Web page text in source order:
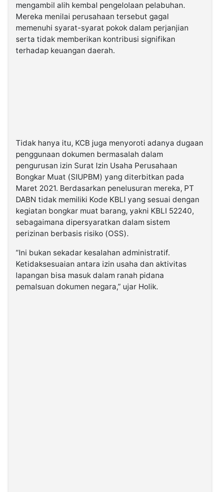
mengambil alih kembal pengelolaan pelabuhan.
Mereka menilai perusahaan tersebut gagal
memenuhi syarat-syarat pokok dalam perjanjian
serta tidak memberikan kontribusi signifikan
terhadap keuangan daerah.
Tidak hanya itu, KCB juga menyoroti adanya dugaan
penggunaan dokumen bermasalah dalam
pengurusan izin Surat Izin Usaha Perusahaan
Bongkar Muat (SIUPBM) yang diterbitkan pada
Maret 2021. Berdasarkan penelusuran mereka, PT
DABN tidak memiliki Kode KBLI yang sesuai dengan
kegiatan bongkar muat barang, yakni KBLI 52240,
sebagaimana dipersyaratkan dalam sistem
perizinan berbasis risiko (OSS).
“Ini bukan sekadar kesalahan administratif.
Ketidaksesuaian antara izin usaha dan aktivitas
lapangan bisa masuk dalam ranah pidana
pemalsuan dokumen negara,” ujar Holik.